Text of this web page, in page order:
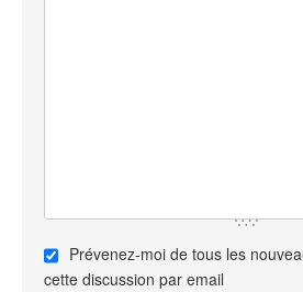
Prévenez-moi de tous les
cette discussion par email